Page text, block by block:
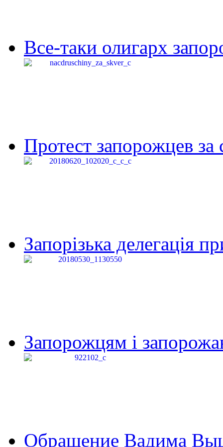
Все-таки олигарх
Протест запорожцев за
Запорізька делегація
Запорожцям і
Обращение Вадима